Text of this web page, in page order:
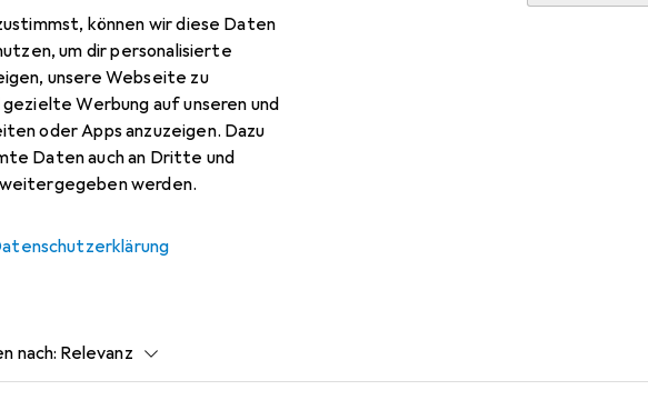
können wir diese Daten
um dir personalisierte
unsere Webseite zu
Werbung auf unseren und
oder Apps anzuzeigen. Dazu
Daten auch an Dritte und
werden.
für Bachmann Wandplatte/
du passendes Zubehör zum Produkt Bachmann Wandplatte/
nach: Relevanz